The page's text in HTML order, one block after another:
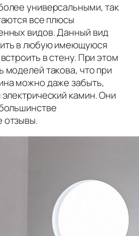
универсальными, так
все плюсы
видов. Данный вид
в любую имеющуюся
в стену. При этом
моделей такова, что при
можно даже забыть,
камин. Они
отзывы.